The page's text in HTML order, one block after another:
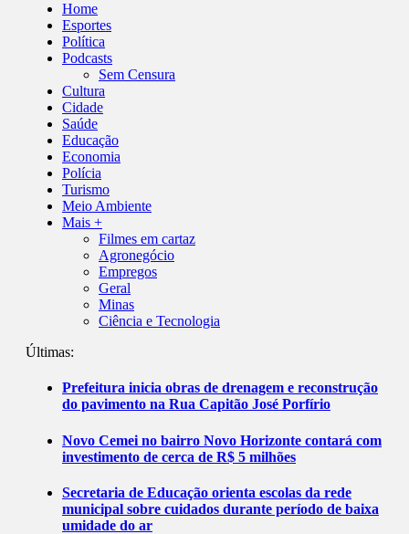
Home
Esportes
Política
Podcasts
Sem Censura
Cultura
Cidade
Saúde
Educação
Economia
Polícia
Turismo
Meio Ambiente
Mais +
Filmes em cartaz
Agronegócio
Empregos
Geral
Minas
Ciência e Tecnologia
Últimas:
Prefeitura inicia obras de drenagem e reconstrução
do pavimento na Rua Capitão José Porfírio
Novo Cemei no bairro Novo Horizonte contará com
investimento de cerca de R$ 5 milhões
Secretaria de Educação orienta escolas da rede
municipal sobre cuidados durante período de baixa
umidade do ar